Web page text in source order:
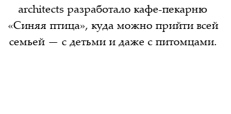
architects разработало кафе-пекарню
«Синяя птица», куда можно прийти всей
семьей — с детьми и даже с питомцами.